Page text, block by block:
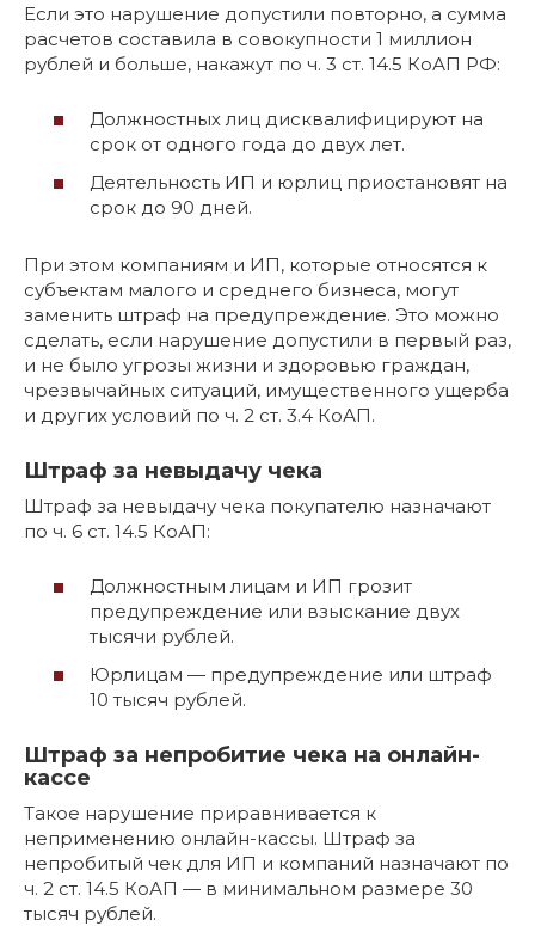
Если это нарушение допустили повторно, а сумма
расчетов составила в совокупности 1 миллион
рублей и больше, накажут по ч. 3 ст. 14.5 КоАП РФ:
Должностных лиц дисквалифицируют на
срок от одного года до двух лет.
Деятельность ИП и юрлиц приостановят на
срок до 90 дней.
При этом компаниям и ИП, которые относятся к
субъектам малого и среднего бизнеса, могут
заменить штраф на предупреждение. Это можно
сделать, если нарушение допустили в первый раз,
и не было угрозы жизни и здоровью граждан,
чрезвычайных ситуаций, имущественного ущерба
и других условий по ч. 2 ст. 3.4 КоАП.
Штраф за невыдачу чека
Штраф за невыдачу чека покупателю назначают
по ч. 6 ст. 14.5 КоАП:
Должностным лицам и ИП грозит
предупреждение или взыскание двух
тысячи рублей.
Юрлицам — предупреждение или штраф
10 тысяч рублей.
Штраф за непробитие чека на онлайн-
кассе
Такое нарушение приравнивается к
неприменению онлайн-кассы. Штраф за
непробитый чек для ИП и компаний назначают по
ч. 2 ст. 14.5 КоАП — в минимальном размере 30
тысяч рублей.